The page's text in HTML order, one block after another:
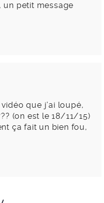
un petit message
que j’ai loupé,
(on est le 18/11/15)
ça fait un bien fou,